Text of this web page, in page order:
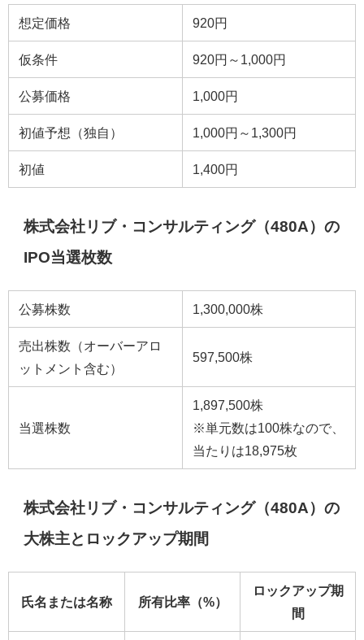
想定価格 920円
仮条件 920円～1,000円
公募価格 1,000円
初値予想（独自） 1,000円～1,300円
初値 1,400円
株式会社リブ・コンサルティング（480A）の
IPO当選枚数
公募株数 1,300,000株
売出株数（オーバーアロ
ットメント含む）
597,500株
当選株数
1,897,500株
※単元数は100株なので、
当たりは18,975枚
株式会社リブ・コンサルティング（480A）の
大株主とロックアップ期間
氏名または名称 所有比率（%）
ロックアップ期
間